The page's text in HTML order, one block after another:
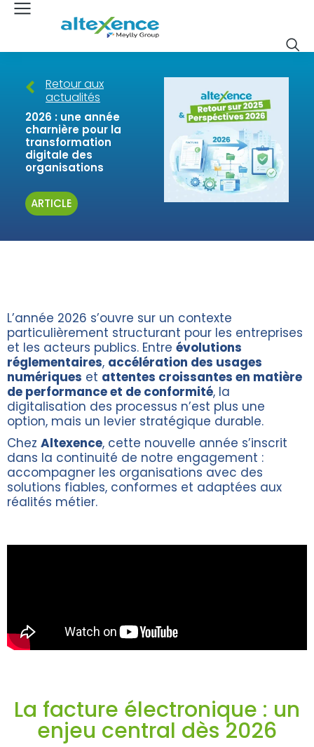
Retour aux
actualités
2026 : une année
charnière pour la
transformation
digitale des
organisations
ARTICLE
L’année 2026 s’ouvre sur un contexte
particulièrement structurant pour les entreprises
et les acteurs publics. Entre évolutions
réglementaires, accélération des usages
numériques et attentes croissantes en matière
de performance et de conformité, la
digitalisation des processus n’est plus une
option, mais un levier stratégique durable.
Chez Altexence, cette nouvelle année s’inscrit
dans la continuité de notre engagement :
accompagner les organisations avec des
solutions fiables, conformes et adaptées aux
réalités métier.
La facture électronique : un
enjeu central dès 2026